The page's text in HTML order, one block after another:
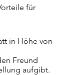
für
in Höhe von
Freund
aufgibt.